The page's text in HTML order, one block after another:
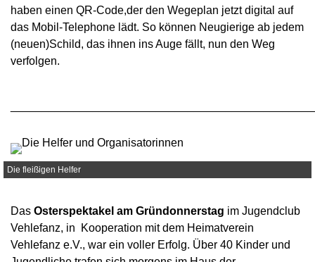
haben einen QR-Code,der den Wegeplan jetzt digital auf
das Mobil-Telephone lädt. So können Neugierige ab jedem
(neuen)Schild, das ihnen ins Auge fällt, nun den Weg
verfolgen.
Die fleißigen Helfer
Das Osterspektake am Gründonnerstag im Jugendclub
Vehlefanz, in Kooperation mit dem Heimatverein
Vehlefanz e.V., war ein voller Erfolg. Über 40 Kinder und